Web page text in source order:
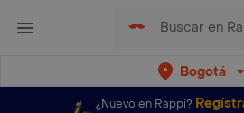
Bogotá
¿Nuevo en Rappi?